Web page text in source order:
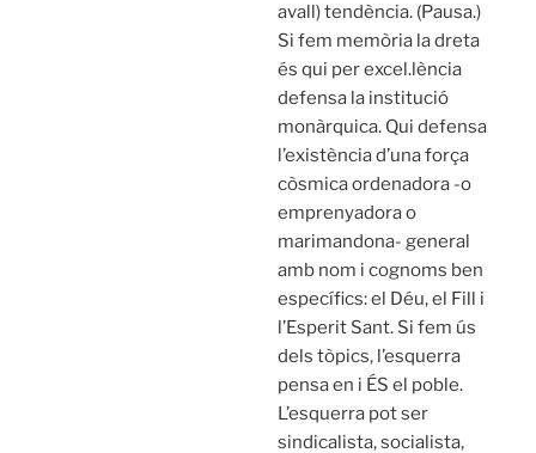
avall) tendència. (Pausa.)
Si fem memòria la dreta
és qui per excel.lència
defensa la institució
monàrquica. Qui defensa
l’existència d’una força
còsmica ordenadora -o
emprenyadora o
marimandona- general
amb nom i cognoms ben
específics: el Déu, el Fill i
l’Esperit Sant. Si fem ús
dels tòpics, l’esquerra
pensa en i ÉS el poble.
L’esquerra pot ser
sindicalista, socialista,